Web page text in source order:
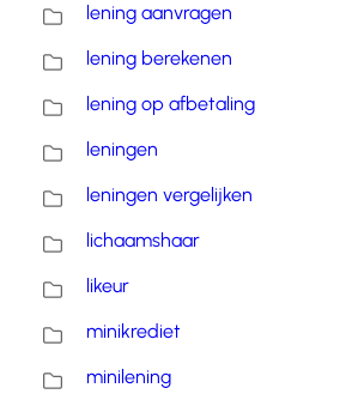
lening aanvragen
lening berekenen
lening op afbetaling
leningen
leningen vergelijken
lichaamshaar
likeur
minikrediet
minilening